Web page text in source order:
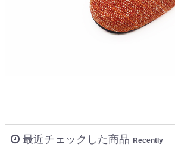
最近チェックした商品 Recently